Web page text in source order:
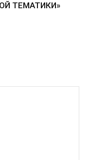
ТЕМАТИКИ»